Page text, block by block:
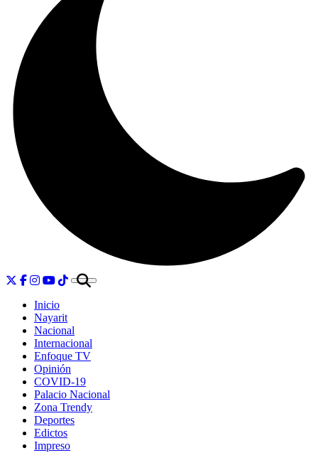
Inicio
Nayarit
Nacional
Internacional
Enfoque TV
Opinión
COVID-19
Palacio Nacional
Zona Trendy
Deportes
Edictos
Impreso